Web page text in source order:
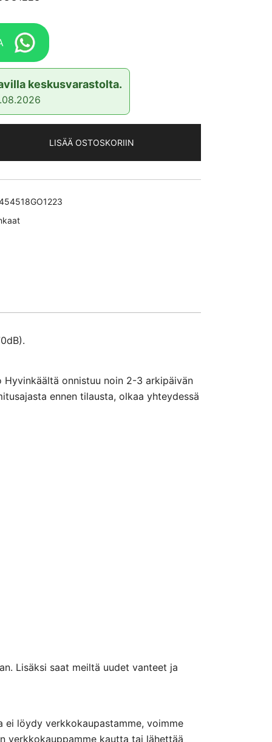
keskusvarastolta.
LISÄÄ OSTOSKORIIN
onnistuu noin 2-3 arkipäivän
ennen tilausta, olkaa yhteydessä
Lisäksi saat meiltä uudet vanteet ja
löydy verkkokaupastamme, voimme
verkkokauppamme kautta tai lähettää